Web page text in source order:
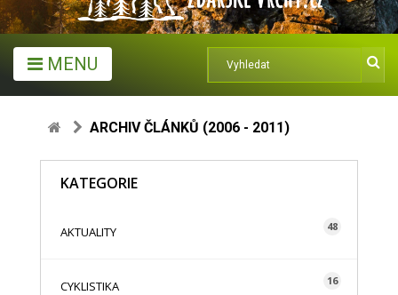
MENU
ARCHIV ČLÁNKŮ (2006 - 2011)
KATEGORIE
AKTUALITY 48
CYKLISTIKA 16